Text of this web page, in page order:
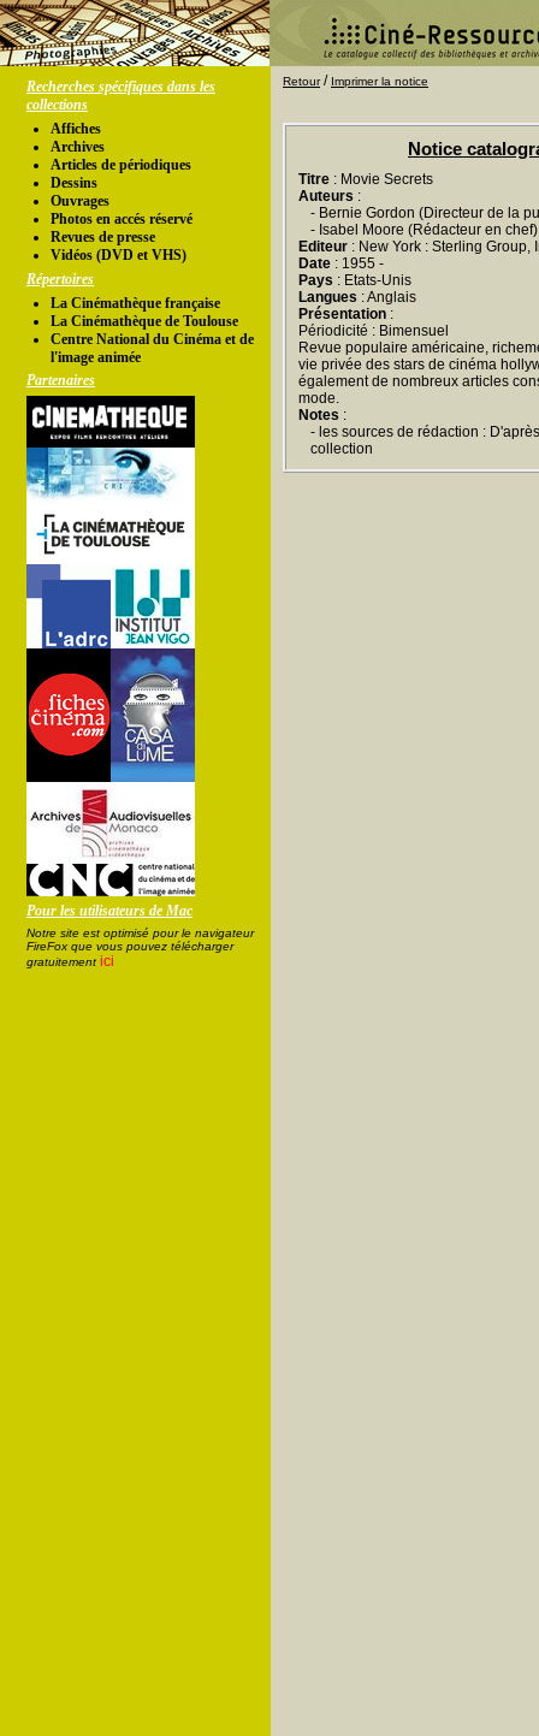
Recherches spécifiques dans les
collections
Affiches
Archives
Articles de périodiques
Dessins
Ouvrages
Photos en accés réservé
Revues de presse
Vidéos (DVD et VHS)
Répertoires
La Cinémathèque française
La Cinémathèque de Toulouse
Centre National du Cinéma et de
l'image animée
Partenaires
Pour les utilisateurs de Mac
Notre site est optimisé pour le navigateur
FireFox que vous pouvez télécharger
gratuitement ici
Retour/ Imprimer la notice
Notice
Titre : Movie Secrets
Auteurs :
- Bernie Gordon (Directeur de la
- Isabel Moore (Rédacteur en chef)
Editeur : New York : Sterling Group,
Date : 1955 -
Pays : Etats-Unis
Langues : Anglais
Présentation :
Périodicité : Bimensuel
Revue populaire américaine,
vie privée des stars de cinéma
également de nombreux articles
mode.
Notes :
- les sources de rédaction :
collection